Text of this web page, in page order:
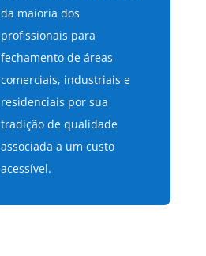
da maioria dos
profissionais para
fechamento de áreas
comerciais, industriais e
residenciais por sua
tradição de qualidade
associada a um custo
acessível.